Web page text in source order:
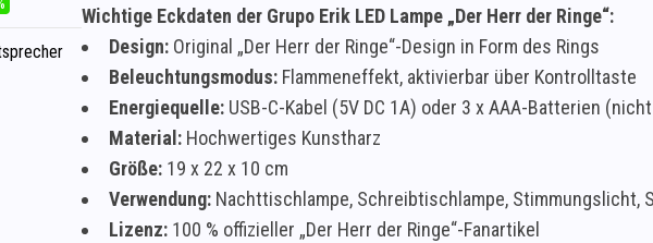
Wichtige Eckdaten der Grupo Erik LED Lampe „Der Herr der Ringe“:
Design: Original „Der Herr der Ringe“-Design in Form des Rings
Beleuchtungsmodus: Flammeneffekt, aktivierbar über Kontrolltaste
Energiequelle: USB-C-Kabel (5V DC 1A) oder 3 x AAA-Batterien
Material: Hochwertiges Kunstharz
Größe: 19 x 22 x 10 cm
Verwendung: Nachttischlampe, Schreibtischlampe, Stimmungslicht,
Lizenz: 100 % offizieller „Der Herr der Ringe“-Fanartikel